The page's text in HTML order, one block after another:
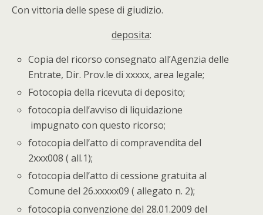
Con vittoria delle spese di giudizio.
deposita:
Copia del ricorso consegnato all’Agenzia delle
Entrate, Dir. Prov.le di xxxxx, area legale;
Fotocopia della ricevuta di deposito;
fotocopia dell’avviso di liquidazione
impugnato con questo ricorso;
fotocopia dell’atto di compravendita del
2xxx008 ( all.1);
fotocopia dell’atto di cessione gratuita al
Comune del 26.xxxxx09 ( allegato n. 2);
fotocopia convenzione del 28.01.2009 del